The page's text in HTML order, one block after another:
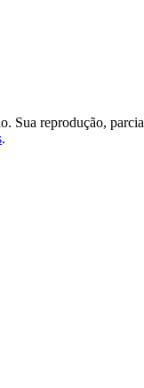
Sua reprodução,
.